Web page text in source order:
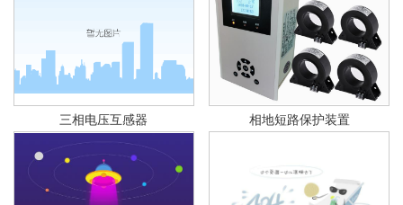
三相电压互感器 相地短路保护装置